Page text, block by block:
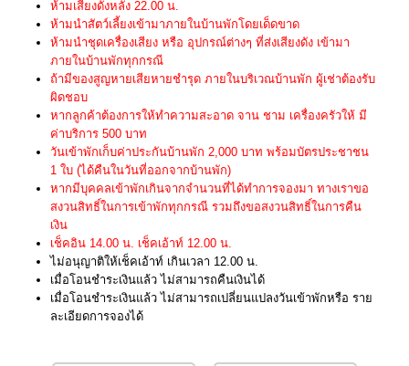
ห้ามเสียงดังหลัง 22.00 น.
ห้ามนำสัตว์เลี้ยงเข้ามาภายในบ้านพักโดยเด็ดขาด
ห้ามนำชุดเครื่องเสียง หรือ อุปกรณ์ต่างๆ ที่ส่งเสียงดัง เข้ามา
ภายในบ้านพักทุกกรณี
ถ้ามีของสูญหายเสียหายชำรุด ภายในบริเวณบ้านพัก ผู้เช่าต้องรับ
ผิดชอบ
หากลูกค้าต้องการให้ทำความสะอาด จาน ชาม เครื่องครัวให้ มี
ค่าบริการ 500 บาท
วันเข้าพักเก็บค่าประกันบ้านพัก 2,000 บาท พร้อมบัตรประชาชน
1 ใบ (ได้คืนในวันที่ออกจากบ้านพัก)
หากมีบุคคลเข้าพักเกินจากจำนวนที่ได้ทำการจองมา ทางเราขอ
สงวนสิทธิ์ในการเข้าพักทุกกรณี รวมถึงขอสงวนสิทธิ์ในการคืน
เงิน
เช็คอิน 14.00 น. เช็คเอ้าท์ 12.00 น.
ไม่อนุญาติให้เช็คเอ้าท์ เกินเวลา 12.00 น.
เมื่อโอนชำระเงินแล้ว ไม่สามารถคืนเงินได้
เมื่อโอนชำระเงินแล้ว ไม่สามารถเปลี่ยนแปลงวันเข้าพักหรือ ราย
ละเอียดการจองได้